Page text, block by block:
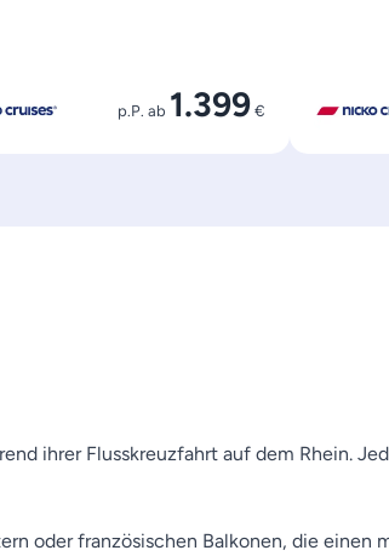
p.P. ab 1.399€
ihrer Flusskreuzfahrt auf dem Rhein.
oder französischen Balkonen, die einen